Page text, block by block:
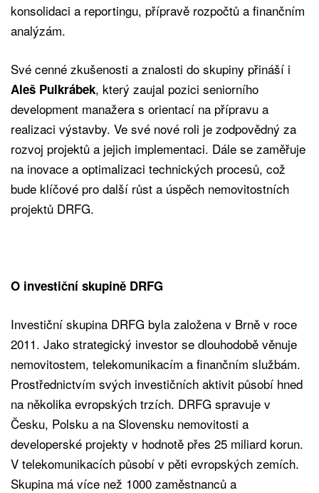
konsolidaci a reportingu, přípravě rozpočtů a finančním
analýzám.
Své cenné zkušenosti a znalosti do skupiny přináší i
Aleš Pulkrábek, který zaujal pozici seniorního
development manažera s orientací na přípravu a
realizaci výstavby. Ve své nové roli je zodpovědný za
rozvoj projektů a jejich implementaci. Dále se zaměřuje
na inovace a optimalizaci technických procesů, což
bude klíčové pro další růst a úspěch nemovitostních
projektů DRFG.
O investiční skupině DRFG
Investiční skupina DRFG byla založena v Brně v roce
2011. Jako strategický investor se dlouhodobě věnuje
nemovitostem, telekomunikacím a finančním službám.
Prostřednictvím svých investičních aktivit působí hned
na několika evropských trzích. DRFG spravuje v
Česku, Polsku a na Slovensku nemovitosti a
developerské projekty v hodnotě přes 25 miliard korun.
V telekomunikacích působí v pěti evropských zemích.
Skupina má více než 1000 zaměstnanců a